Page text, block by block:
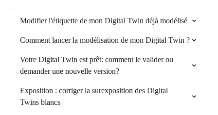
Modifier l'étiquette de mon Digital Twin déjà modélisé
Comment lancer la modélisation de mon Digital Twin ?
Votre Digital Twin est prêt: comment le valider ou
demander une nouvelle version?
Exposition : corriger la surexposition des Digital
Twins blancs